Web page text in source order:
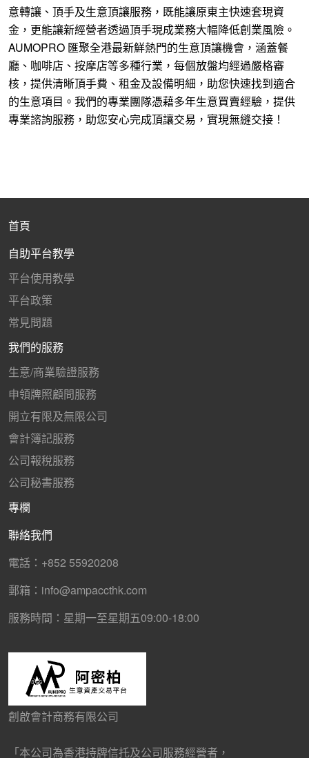
意轉讓、頂手及生意頂讓服務，既能讓原東主快速套現資
金，更能讓新經營者透過頂手現成業務大幅降低創業風險。
AUMOPRO 匯聚全港最新鮮熱門的生意頂讓機會，涵蓋餐
廳、咖啡店、按摩店等多種行業，每個放盤均經過嚴格審
核，提供清晰頂手費、租金及設備明細，助您快速找到適合
的生意項目。我們的專業團隊憑藉多年生意買賣經驗，提供
專業諮詢服務，助您安心完成頂讓交易，實現無縫交接！
首頁
自助平台教學
平台使用教學
平台政策
常見問題
我們的服務
生意/商業驗證服務
申領牌照顧問服務
開立有限及無限公司
會計簿記服務
公司報稅服務
公司秘書服務
專欄
聯絡我們
電話：+852 55920208
郵箱：info@ampaccthk.com
服務時間：星期一至星期五09:00-18:00
創啟會計商務有限公司
「本公司為香港持牌信托及公司服務經營者，